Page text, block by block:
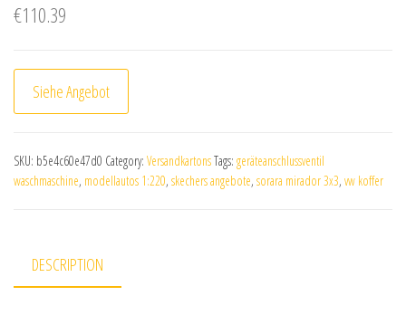
€110.39
Siehe Angebot
SKU: b5e4c60e47d0 Category: VersandkartonsTags: geräteanschlussventil
waschmaschine, modellautos 1:220, skechers angebote, sorara mirador 3x3, vw koffer
DESCRIPTION